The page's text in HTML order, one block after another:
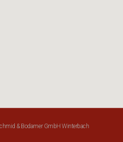
& Bodamer GmbH Winterbach